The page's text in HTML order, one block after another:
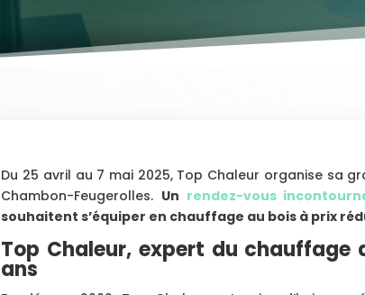
Du 25 avril au 7 mai 2025, Top Chaleur organise sa
Chambon-Feugerolles. Un rendez-vous
souhaitent s’équiper en chauffage au bois à prix
Top Chaleur, expert du chauffage
ans